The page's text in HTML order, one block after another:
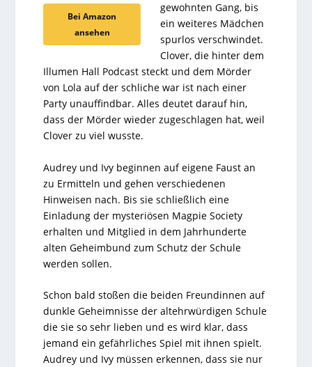
Bei Amazon
ansehen
gewohnten Gang, bis
ein weiteres Mädchen
spurlos verschwindet.
Clover, die hinter dem
Illumen Hall Podcast steckt und dem Mörder
von Lola auf der schliche war ist nach einer
Party unauffindbar. Alles deutet darauf hin,
dass der Mörder wieder zugeschlagen hat, weil
Clover zu viel wusste.
Audrey und Ivy beginnen auf eigene Faust an
zu Ermitteln und gehen verschiedenen
Hinweisen nach. Bis sie schließlich eine
Einladung der mysteriösen Magpie Society
erhalten und Mitglied in dem Jahrhunderte
alten Geheimbund zum Schutz der Schule
werden sollen.
Schon bald stoßen die beiden Freundinnen auf
dunkle Geheimnisse der altehrwürdigen Schule
die sie so sehr lieben und es wird klar, dass
jemand ein gefährliches Spiel mit ihnen spielt.
Audrey und Ivy müssen erkennen, dass sie nur